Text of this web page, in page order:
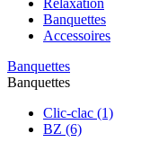
Relaxation
Banquettes
Accessoires
Banquettes
Banquettes
Clic-clac (1)
BZ (6)